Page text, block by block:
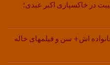
در خاکسپاری اکبر عبدی؛
اش+ سن و فیلمهای خاله